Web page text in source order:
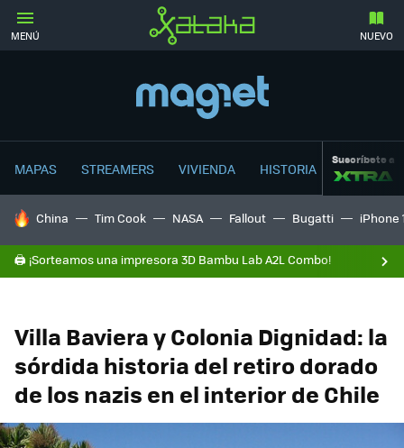
MENÚ NUEVO
MAPAS STREAMERS VIVIENDA HISTORIA Suscríbete a
HOY SE HABLA DE
China Tim Cook NASA Fallout Bugatti iPhone
🖨️ ¡Sorteamos una impresora 3D Bambu Lab A2L Combo!
Villa Baviera y Colonia Dignidad: la
sórdida historia del retiro dorado
de los nazis en el interior de Chile